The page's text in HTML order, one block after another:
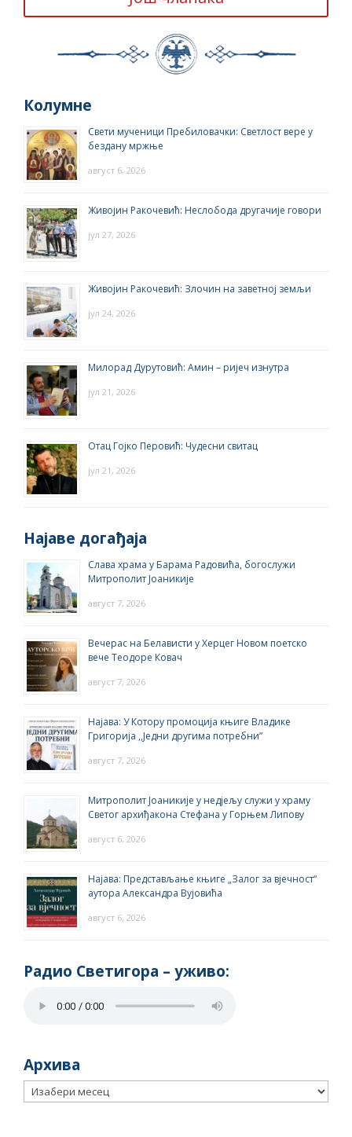
Колумне
Свети мученици Пребиловачки: Светлост вере у
бездану мржње
август 6, 2026
Живојин Ракочевић: Неслобода другачије говори
јул 27, 2026
Живојин Ракочевић: Злочин на заветној земљи
јул 24, 2026
Милорад Дурутовић: Амин – ријеч изнутра
јул 21, 2026
Отац Гојко Перовић: Чудесни свитац
јул 21, 2026
Најаве догађаја
Слава храма у Барама Радовића, богослужи
Митрополит Јоаникије
август 7, 2026
Вечерас на Белависти у Херцег Новом поетско
вече Теодоре Ковач
август 7, 2026
Најава: У Котору промоција књиге Владике
Григорија ,,Једни другима потребни”
август 7, 2026
Митрополит Јоаникије у недјељу служи у храму
Светог архиђакона Стефана у Горњем Липову
август 6, 2026
Најава: Представљање књиге „Залог за вјечност“
аутора Александра Вујовића
август 6, 2026
Радио Светигора – yживо:
Архива
Архива